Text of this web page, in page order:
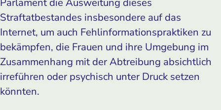
Straftatbestandes insbesondere auf das
Internet, um auch Fehlinformationspraktiken zu
bekämpfen, die Frauen und ihre Umgebung im
Zusammenhang mit der Abtreibung absichtlich
irreführen oder psychisch unter Druck setzen
könnten.